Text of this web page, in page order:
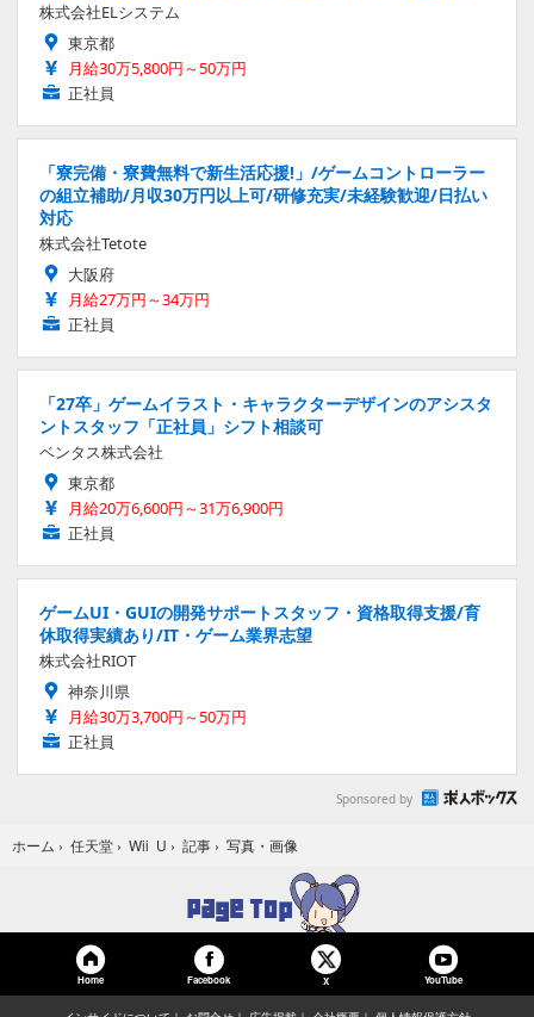
株式会社ELシステム
東京都
月給30万5,800円～50万円
正社員
「寮完備・寮費無料で新生活応援!」/ゲームコントローラー
の組立補助/月収30万円以上可/研修充実/未経験歓迎/日払い
対応
株式会社Tetote
大阪府
月給27万円～34万円
正社員
「27卒」ゲームイラスト・キャラクターデザインのアシスタ
ントスタッフ「正社員」シフト相談可
ベンタス株式会社
東京都
月給20万6,600円～31万6,900円
正社員
ゲームUI・GUIの開発サポートスタッフ・資格取得支援/育
休取得実績あり/IT・ゲーム業界志望
株式会社RIOT
神奈川県
月給30万3,700円～50万円
正社員
Sponsored by
ホーム › 任天堂 › Wii U › 記事 › 写真・画像
Home Facebook X YouTube